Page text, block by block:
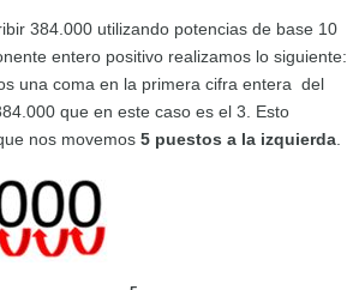
384.000 utilizando potencias de base 10
entero positivo realizamos lo siguiente:
una coma en la primera cifra entera del
que en este caso es el 3. Esto
nos movemos 5 puestos a la izquierda